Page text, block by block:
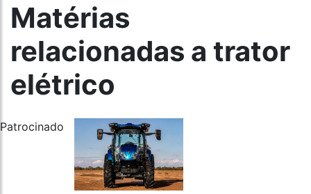
Matérias
relacionadas a trator
elétrico
Patrocinado